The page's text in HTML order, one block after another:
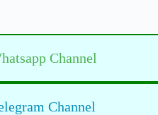
Channel
Channel